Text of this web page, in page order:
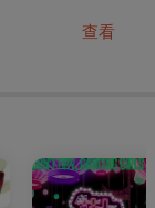
查看